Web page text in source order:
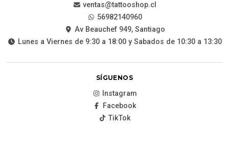
ventas@tattooshop.cl
56982140960
Av Beauchef 949, Santiago
Lunes a Viernes de 9:30 a 18:00 y Sabados de 10:30 a 13:30
SÍGUENOS
Instagram
Facebook
TikTok